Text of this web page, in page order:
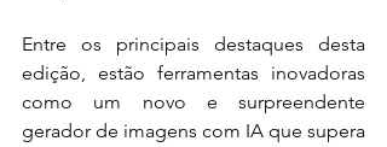
Entre os principais destaques desta
edição, estão ferramentas inovadoras
como um novo e surpreendente
gerador de imagens com IA que supera